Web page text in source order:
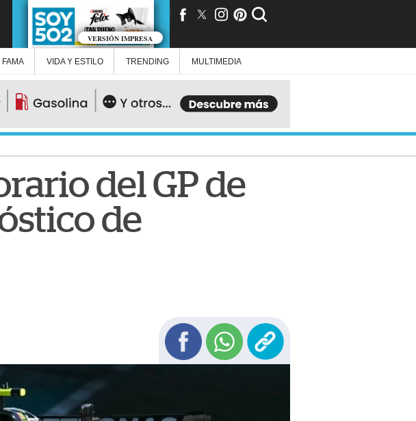
VERSIÓN IMPRESA
FAMA VIDA Y ESTILO TRENDING MULTIMEDIA
del GP de
de